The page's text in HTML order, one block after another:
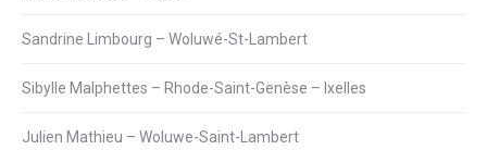
Sandrine Limbourg – Woluwé-St-Lambert
Sibylle Malphettes – Rhode-Saint-Genèse – Ixelles
Julien Mathieu – Woluwe-Saint-Lambert